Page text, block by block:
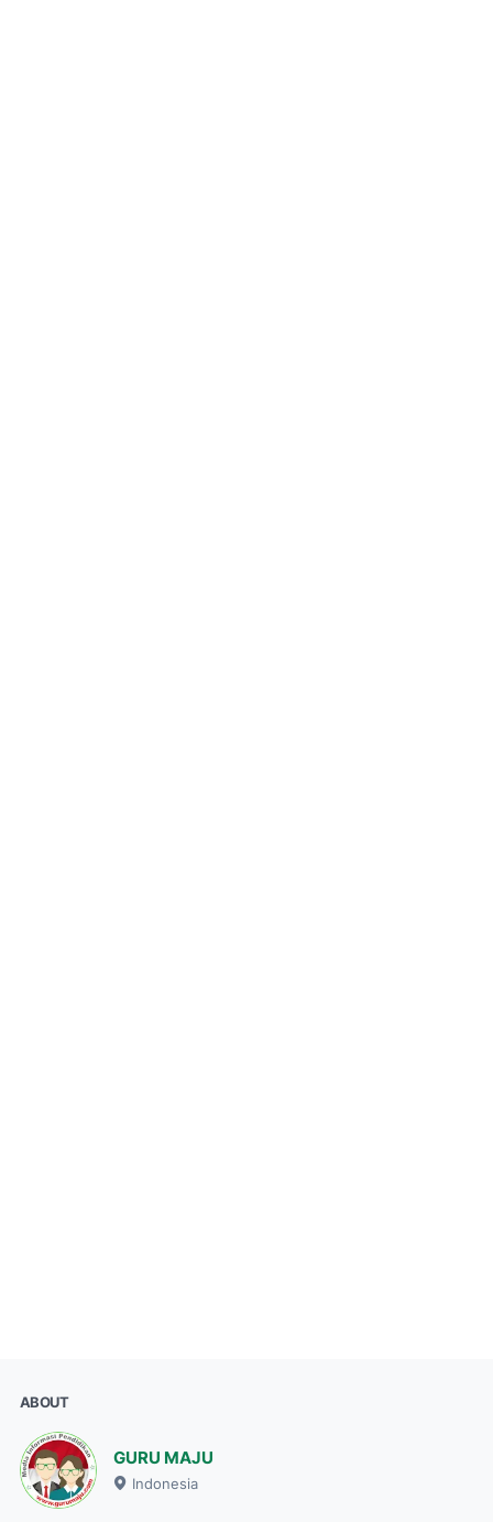
ABOUT
GURU MAJU
Indonesia